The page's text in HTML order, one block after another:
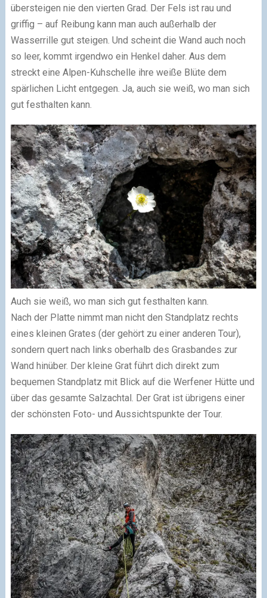
übersteigen nie den vierten Grad. Der Fels ist rau und
griffig – auf Reibung kann man auch außerhalb der
Wasserrille gut steigen. Und scheint die Wand auch noch
so leer, kommt irgendwo ein Henkel daher. Aus dem
streckt eine Alpen-Kuhschelle ihre weiße Blüte dem
spärlichen Licht entgegen. Ja, auch sie weiß, wo man sich
gut festhalten kann.
Auch sie weiß, wo man sich gut festhalten kann.
Nach der Platte nimmt man nicht den Standplatz rechts
eines kleinen Grates (der gehört zu einer anderen Tour),
sondern quert nach links oberhalb des Grasbandes zur
Wand hinüber. Der kleine Grat führt dich direkt zum
bequemen Standplatz mit Blick auf die Werfener Hütte und
über das gesamte Salzachtal. Der Grat ist übrigens einer
der schönsten Foto- und Aussichtspunkte der Tour.